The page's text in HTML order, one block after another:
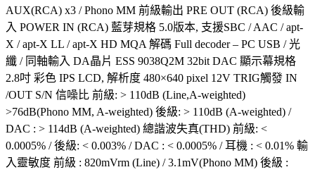
AUX(RCA) x3 / Phono MM 前級輸出 PRE OUT (RCA) 後級輸
入 POWER IN (RCA) 藍芽規格 5.0版本, 支援SBC / AAC / apt-
X / apt-X LL / apt-X HD MQA 解碼 Full decoder – PC USB / 光
纖 / 同軸輸入 DA晶片 ESS 9038Q2M 32bit DAC 顯示幕規格
2.8吋 彩色 IPS LCD, 解析度 480×640 pixel 12V TRIG觸發 IN
/OUT S/N 信噪比 前級: > 110dB (Line,A-weighted)
>76dB(Phono MM, A-weighted) 後級: > 110dB (A-weighted) /
DAC : > 114dB (A-weighted) 總諧波失真(THD) 前級: <
0.0005% / 後級: < 0.003% / DAC : < 0.0005% / 耳機 : < 0.01% 輸
入靈敏度 前級 : 820mVrm (Line) / 3.1mV(Phono MM) 後級 :